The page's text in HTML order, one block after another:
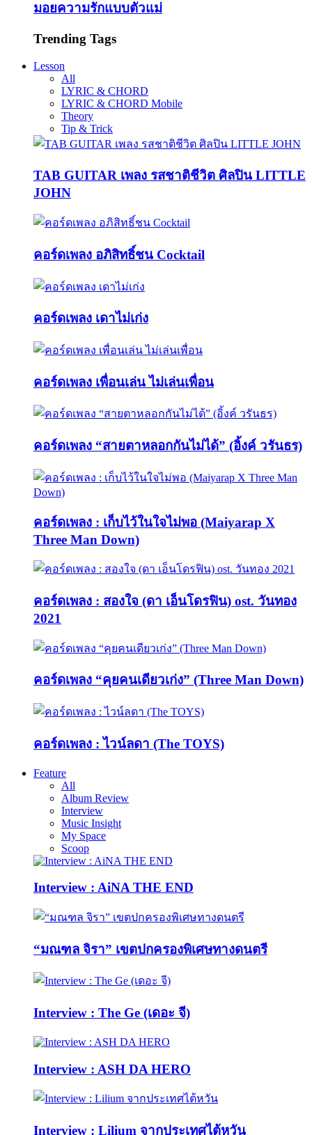
มอยความรักแบบตัวแม่
Trending Tags
Lesson
All
LYRIC & CHORD
LYRIC & CHORD Mobile
Theory
Tip & Trick
TAB GUITAR เพลง รสชาติชีวิต ศิลปิน LITTLE
JOHN
คอร์ดเพลง อภิสิทธิ์ชน Cocktail
คอร์ดเพลง เดาไม่เก่ง
คอร์ดเพลง เพื่อนเล่น ไม่เล่นเพื่อน
คอร์ดเพลง “สายตาหลอกกันไม่ได้” (อิ้งค์ วรันธร)
คอร์ดเพลง : เก็บไว้ในใจไม่พอ (Maiyarap X
Three Man Down)
คอร์ดเพลง : สองใจ (ดา เอ็นโดรฟิน) ost. วันทอง
2021
คอร์ดเพลง “คุยคนเดียวเก่ง” (Three Man Down)
คอร์ดเพลง : ไวน์ลดา (The TOYS)
Feature
All
Album Review
Interview
Music Insight
My Space
Scoop
Interview : AiNA THE END
“มณฑล จิรา” เขตปกครองพิเศษทางดนตรี
Interview : The Ge (เดอะ จี)
Interview : ASH DA HERO
Interview : Lilium จากประเทศไต้หวัน